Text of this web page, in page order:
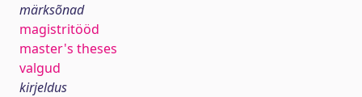
märksõnad
magistritööd
master's theses
valgud
kirjeldus